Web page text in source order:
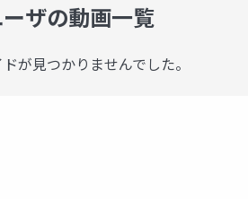
ザの動画一覧
が見つかりませんでした。